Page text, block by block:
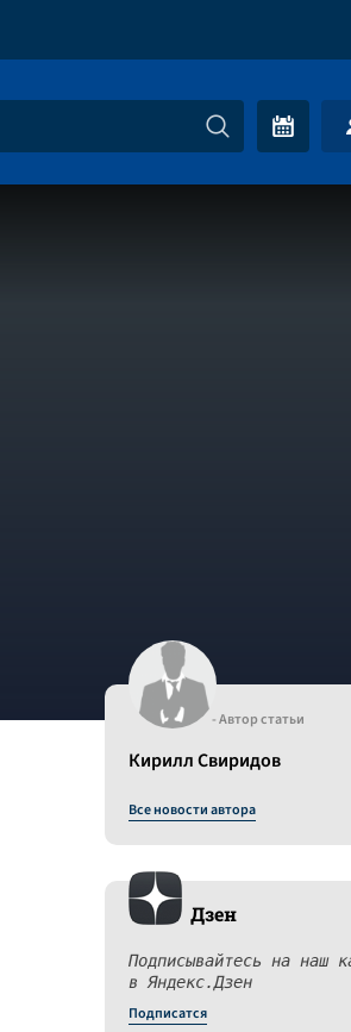
- Автор статьи
Кирилл Свиридов
Все новости автора
Дзен
Подписывайтесь на наш
в Яндекс.Дзен
Подписатся